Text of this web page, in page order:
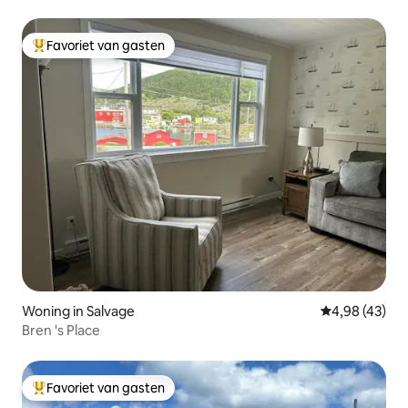
Topfavoriet van gasten
Favoriet van gasten
Woning in Salvage Gemiddelde
4,98 (43)
Bren 's Place
Topfavoriet van gasten
Favoriet van gasten